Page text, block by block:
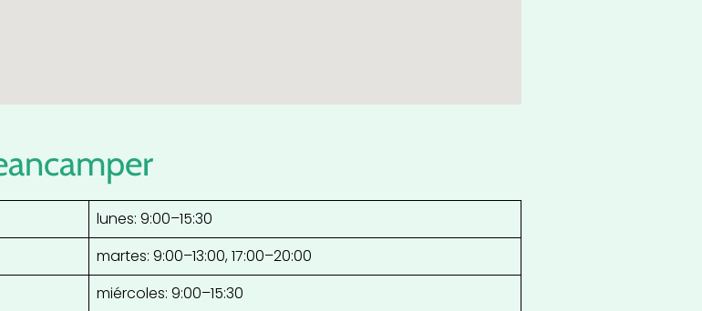
lunes: 9:00–15:30
martes: 9:00–13:00, 17:00–20:00
miércoles: 9:00–15:30